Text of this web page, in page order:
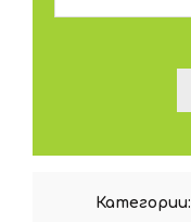
Категории: